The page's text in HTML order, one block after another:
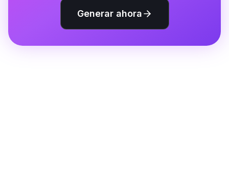
Generar ahora